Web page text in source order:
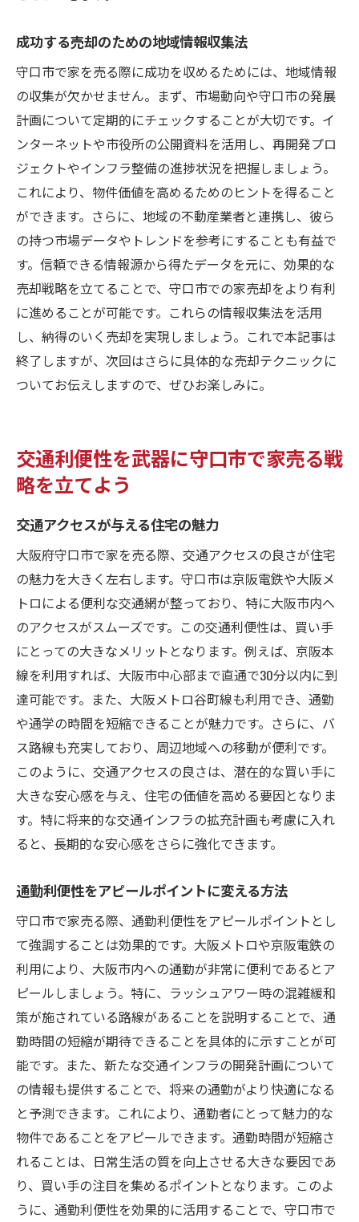
成功する売却のための地域情報収集法
守口市で家を売る際に成功を収めるためには、地域情報
の収集が欠かせません。まず、市場動向や守口市の発展
計画について定期的にチェックすることが大切です。イ
ンターネットや市役所の公開資料を活用し、再開発プロ
ジェクトやインフラ整備の進捗状況を把握しましょう。
これにより、物件価値を高めるためのヒントを得ること
ができます。さらに、地域の不動産業者と連携し、彼ら
の持つ市場データやトレンドを参考にすることも有益で
す。信頼できる情報源から得たデータを元に、効果的な
売却戦略を立てることで、守口市での家売却をより有利
に進めることが可能です。これらの情報収集法を活用
し、納得のいく売却を実現しましょう。これで本記事は
終了しますが、次回はさらに具体的な売却テクニックに
ついてお伝えしますので、ぜひお楽しみに。
交通利便性を武器に守口市で家売る戦
略を立てよう
交通アクセスが与える住宅の魅力
大阪府守口市で家を売る際、交通アクセスの良さが住宅
の魅力を大きく左右します。守口市は京阪電鉄や大阪メ
トロによる便利な交通網が整っており、特に大阪市内へ
のアクセスがスムーズです。この交通利便性は、買い手
にとっての大きなメリットとなります。例えば、京阪本
線を利用すれば、大阪市中心部まで直通で30分以内に到
達可能です。また、大阪メトロ谷町線も利用でき、通勤
や通学の時間を短縮できることが魅力です。さらに、バ
ス路線も充実しており、周辺地域への移動が便利です。
このように、交通アクセスの良さは、潜在的な買い手に
大きな安心感を与え、住宅の価値を高める要因となりま
す。特に将来的な交通インフラの拡充計画も考慮に入れ
ると、長期的な安心感をさらに強化できます。
通勤利便性をアピールポイントに変える方法
守口市で家売る際、通勤利便性をアピールポイントとし
て強調することは効果的です。大阪メトロや京阪電鉄の
利用により、大阪市内への通勤が非常に便利であるとア
ピールしましょう。特に、ラッシュアワー時の混雑緩和
策が施されている路線があることを説明することで、通
勤時間の短縮が期待できることを具体的に示すことが可
能です。また、新たな交通インフラの開発計画について
の情報も提供することで、将来の通勤がより快適になる
と予測できます。これにより、通勤者にとって魅力的な
物件であることをアピールできます。通勤時間が短縮さ
れることは、日常生活の質を向上させる大きな要因であ
り、買い手の注目を集めるポイントとなります。このよ
うに、通勤利便性を効果的に活用することで、守口市で